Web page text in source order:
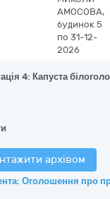
АМОСОВА,
будинок 5
по 31-12-
2026
4: Капуста
архівом
Оголошення про